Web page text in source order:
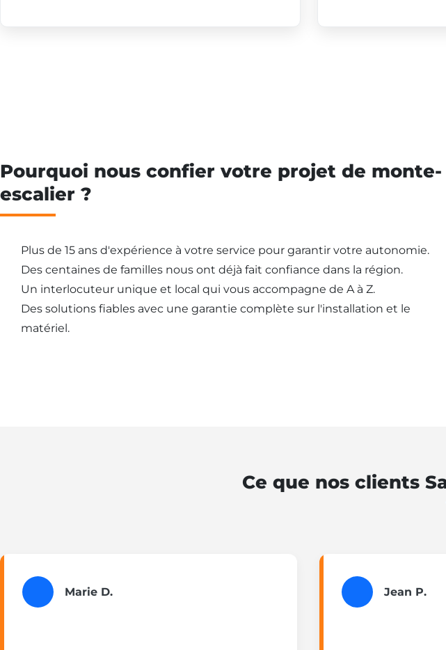
Pourquoi nous confier votre projet de monte-
escalier ?
Plus de 15 ans d'expérience à votre service pour garantir votre autonomie.
Des centaines de familles nous ont déjà fait confiance dans la région.
Un interlocuteur unique et local qui vous accompagne de A à Z.
Des solutions fiables avec une garantie complète sur l'installation et le
matériel.
Ce que nos clients
Marie D. Jean P.